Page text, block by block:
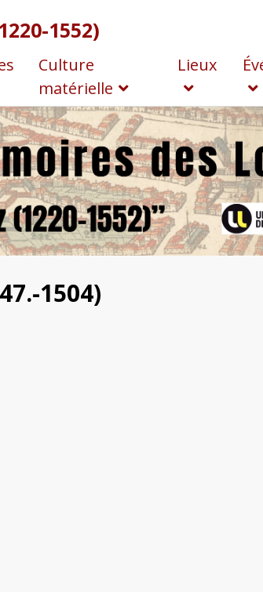
1552)
Culture
matérielle
Lieux
1504)